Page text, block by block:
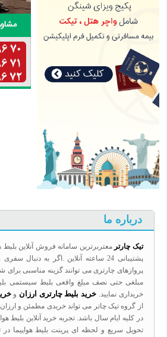
درباره ما
تیک چارتر معتربرترین سامانه فروش آنلاین بلیط
پشتیبانی 24 ساعته آنلاین .اگر به
پروازهای چارتری می توانند گزینه مناسبی برای
مبلغی حتی نصف مبلغ واقعی بلیط سیستمی
خریداری نمایید. خرید بلیط چارتری ارزان و
از گروه تیک چاتر می تواند خریدی مطمئن و
در کلیه ایام سال باشد. تجربه خرید آنلاین بلیط
تحویل سریع و لحظه ای پرینت بلیط هواپیما در